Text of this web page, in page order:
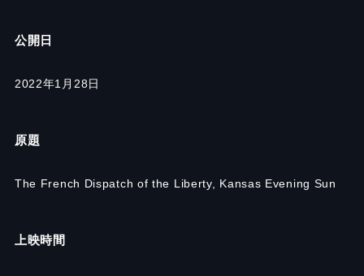
公開日
2022年1月28日
原題
The French Dispatch of the Liberty, Kansas Evening Sun
上映時間